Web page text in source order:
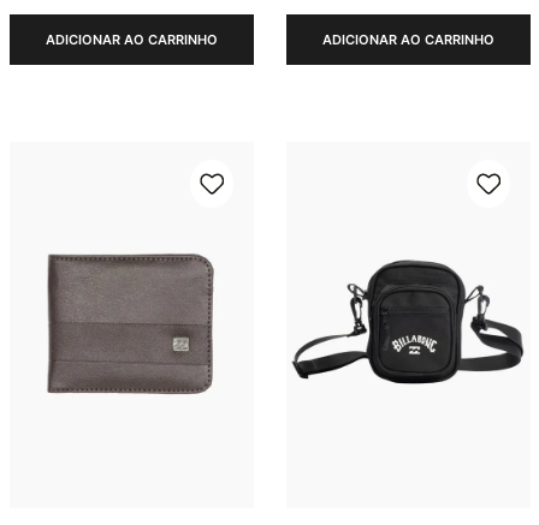
ADICIONAR AO CARRINHO ADICIONAR AO CARRINHO